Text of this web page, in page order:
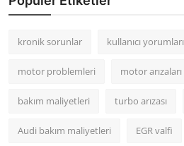
kronik sorunlar kullanıcı yorumları
motor problemleri motor arızaları
bakım maliyetleri turbo arızası
Audi bakım maliyetleri EGR valfi